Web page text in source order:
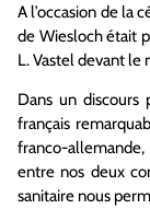
A l’occasion de la
de Wiesloch était
L. Vastel devant
Dans un discours
français
franco-
entre nos deux
sanitaire nous